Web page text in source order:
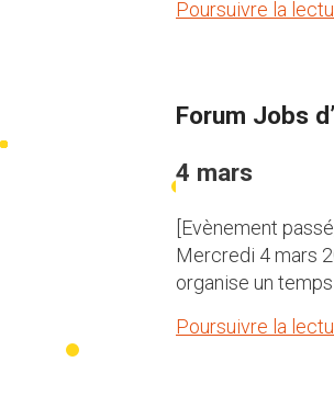
Poursuivre la
Forum Jobs
4 mars
[Evènement
Mercredi 4 mars
organise un
Poursuivre la